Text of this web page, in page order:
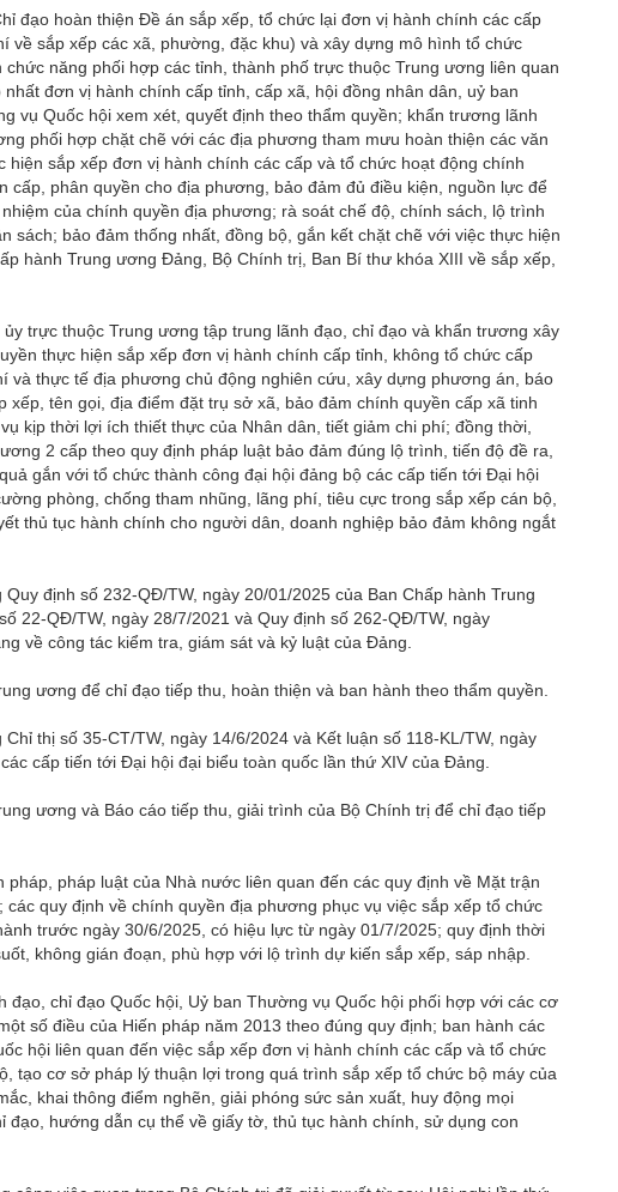
đạo hoàn thiện Đề án sắp xếp, tổ chức lại đơn vị hành chính các cấp
về sắp xếp các xã, phường, đặc khu) và xây dựng mô hình tổ chức
năng phối hợp các tỉnh, thành phố trực thuộc Trung ương liên quan
đơn vị hành chính cấp tỉnh, cấp xã, hội đồng nhân dân, uỷ ban
vụ Quốc hội xem xét, quyết định theo thẩm quyền; khẩn trương lãnh
phối hợp chặt chẽ với các địa phương tham mưu hoàn thiện các văn
sắp xếp đơn vị hành chính các cấp và tổ chức hoạt động chính
cấp, phân quyền cho địa phương, bảo đảm đủ điều kiện, nguồn lực để
của chính quyền địa phương; rà soát chế độ, chính sách, lộ trình
sách; bảo đảm thống nhất, đồng bộ, gắn kết chặt chẽ với việc thực hiện
hành Trung ương Đảng, Bộ Chính trị, Ban Bí thư khóa XIII về sắp xếp,
trực thuộc Trung ương tập trung lãnh đạo, chỉ đạo và khẩn trương xây
thực hiện sắp xếp đơn vị hành chính cấp tỉnh, không tổ chức cấp
và thực tế địa phương chủ động nghiên cứu, xây dựng phương án, báo
tên gọi, địa điểm đặt trụ sở xã, bảo đảm chính quyền cấp xã tinh
kịp thời lợi ích thiết thực của Nhân dân, tiết giảm chi phí; đồng thời,
2 cấp theo quy định pháp luật bảo đảm đúng lộ trình, tiến độ đề ra,
gắn với tổ chức thành công đại hội đảng bộ các cấp tiến tới Đại hội
phòng, chống tham nhũng, lãng phí, tiêu cực trong sắp xếp cán bộ,
thủ tục hành chính cho người dân, doanh nghiệp bảo đảm không ngắt
định số 232-QĐ/TW, ngày 20/01/2025 của Ban Chấp hành Trung
22-QĐ/TW, ngày 28/7/2021 và Quy định số 262-QĐ/TW, ngày
về công tác kiểm tra, giám sát và kỷ luật của Đảng.
ương để chỉ đạo tiếp thu, hoàn thiện và ban hành theo thẩm quyền.
thị số 35-CT/TW, ngày 14/6/2024 và Kết luận số 118-KL/TW, ngày
cấp tiến tới Đại hội đại biểu toàn quốc lần thứ XIV của Đảng.
ương và Báo cáo tiếp thu, giải trình của Bộ Chính trị để chỉ đạo tiếp
pháp luật của Nhà nước liên quan đến các quy định về Mặt trận
quy định về chính quyền địa phương phục vụ việc sắp xếp tổ chức
trước ngày 30/6/2025, có hiệu lực từ ngày 01/7/2025; quy định thời
không gián đoạn, phù hợp với lộ trình dự kiến sắp xếp, sáp nhập.
đạo, chỉ đạo Quốc hội, Uỷ ban Thường vụ Quốc hội phối hợp với các cơ
số điều của Hiến pháp năm 2013 theo đúng quy định; ban hành các
hội liên quan đến việc sắp xếp đơn vị hành chính các cấp và tổ chức
tạo cơ sở pháp lý thuận lợi trong quá trình sắp xếp tổ chức bộ máy của
khai thông điểm nghẽn, giải phóng sức sản xuất, huy động mọi
hướng dẫn cụ thể về giấy tờ, thủ tục hành chính, sử dụng con